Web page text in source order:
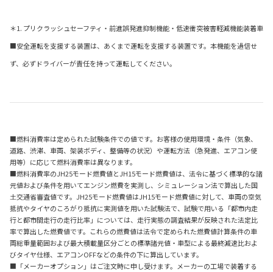
＊1. プリクラッシュセーフティ・前進誤発進抑制機能・低速衝突被害軽減機能装着車
■安全運転を支援する装置は、あくまで運転を支援する装置です。本機能を過信せ
ず、必ずドライバーが責任を持って運転してください。
■燃料消費率は定められた試験条件での値です。お客様の使用環境・条件（気象、
道路、渋滞、車両、架装ボディ、整備等の状況）や運転方法（急発進、エアコン使
用等）に応じて燃料消費率は異なります。
■燃料消費率のJH25モード燃費値とJH15モード燃費値は、法令に基づく標準的な諸
元値および条件を用いてエンジン燃費を実測し、シミュレーション法で算出した国
土交通省審査値です。JH25モード燃費値はJH15モード燃費値に対して、車両の空気
抵抗やタイヤのころがり抵抗に実測値を用いた試験法で、試験で用いる「都市内走
行と都市間走行の走行比率」については、走行実態の調査結果が反映された法定比
率で算出した燃費値です。これらの燃費値は法令で定められた燃費値計算条件の車
両総重量範囲および最大積載量区分ごとの標準諸元値・車型による最終減速比およ
びタイヤ仕様、エアコンOFFなどの条件の下に算出しています。
■「メーカーオプション」はご注文時に申し受けます。メーカーの工場で装着する